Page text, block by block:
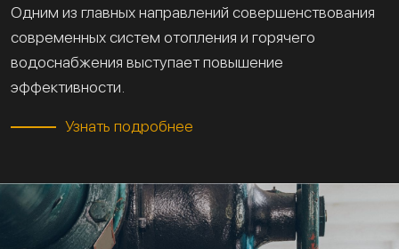
Одним из главных направлений совершенствования
современных систем отопления и горячего
водоснабжения выступает повышение
эффективности.
Узнать подробнее